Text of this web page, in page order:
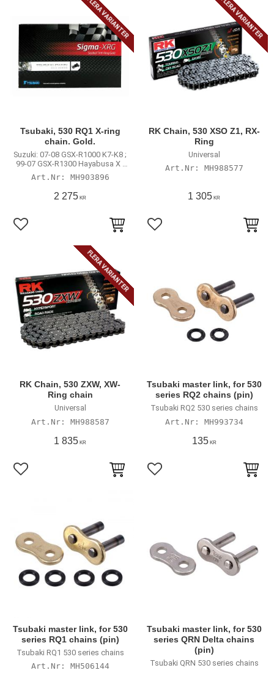
Tsubaki, 530 RQ1 X-ring
chain. Gold.
Suzuki: 07-08 GSX-R1000 K7-K8 ;
99-07 GSX-R1300 Hayabusa X -
K7
MH903896
2 275 KR
FLERA VARIANTER
Lägg till i favoriter
RK Chain, 530 XSO Z1, RX-
Ring
Universal
MH988577
1 305 KR
FLERA VARIANTER
Lägg till i favoriter
RK Chain, 530 ZXW, XW-
Ring chain
Universal
MH988587
1 835 KR
FLERA VARIANTER
Lägg till i favoriter
Tsubaki master link, for 530
series RQ2 chains (pin)
Tsubaki RQ2 530 series chains
MH993734
135KR
Lägg till i favoriter
Tsubaki master link, for 530
series RQ1 chains (pin)
Tsubaki RQ1 530 series chains
MH506144
Tsubaki master link, for 530
series QRN Delta chains
(pin)
Tsubaki QRN 530 series chains